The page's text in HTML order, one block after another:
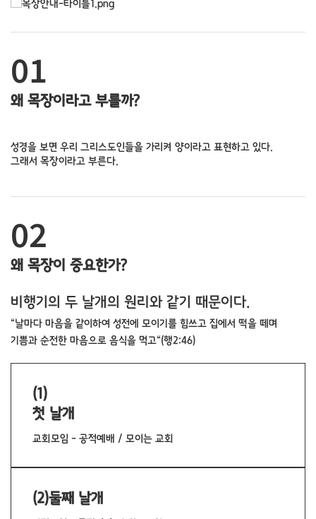
01
왜 목장이라고 부를까?
성경을 보면 우리 그리스도인들을 가리켜 양이라고 표현하고 있다.
그래서 목장이라고 부른다.
02
왜 목장이 중요한가?
비행기의 두 날개의 원리와 같기 때문이다.
“날마다 마음을 같이하여 성전에 모이기를 힘쓰고 집에서 떡을 떼며
기쁨과 순전한 마음으로 음식을 먹고“(행2:46)
(1)
첫 날개
교회모임 - 공적예배 / 모이는 교회
(2)둘째 날개